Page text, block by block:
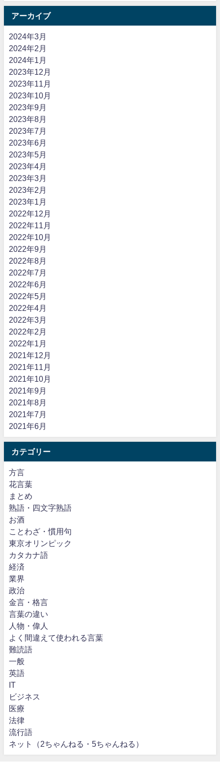
アーカイブ
2024年3月
2024年2月
2024年1月
2023年12月
2023年11月
2023年10月
2023年9月
2023年8月
2023年7月
2023年6月
2023年5月
2023年4月
2023年3月
2023年2月
2023年1月
2022年12月
2022年11月
2022年10月
2022年9月
2022年8月
2022年7月
2022年6月
2022年5月
2022年4月
2022年3月
2022年2月
2022年1月
2021年12月
2021年11月
2021年10月
2021年9月
2021年8月
2021年7月
2021年6月
カテゴリー
方言
花言葉
まとめ
熟語・四文字熟語
お酒
ことわざ・慣用句
東京オリンピック
カタカナ語
経済
業界
政治
金言・格言
言葉の違い
人物・偉人
よく間違えて使われる言葉
難読語
一般
英語
IT
ビジネス
医療
法律
流行語
ネット（2ちゃんねる・5ちゃんねる）